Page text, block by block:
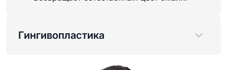
Гингивопластика